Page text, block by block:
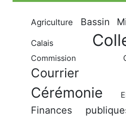
Agriculture Bassin
Calais
Commission
Courrier
Cérémonie
Finances